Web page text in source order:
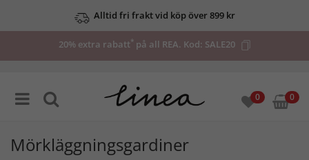
Alltid fri frakt vid köp över 899 kr
20% extra rabatt*på all REA. Kod: SALE20
0 0
Mörkläggningsgardiner